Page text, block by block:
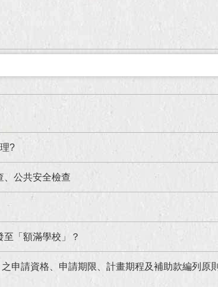
?
、公共安全檢查
至「額滿學校」？
申請期限、計畫期程及補助款編列原則、審查項目、申請